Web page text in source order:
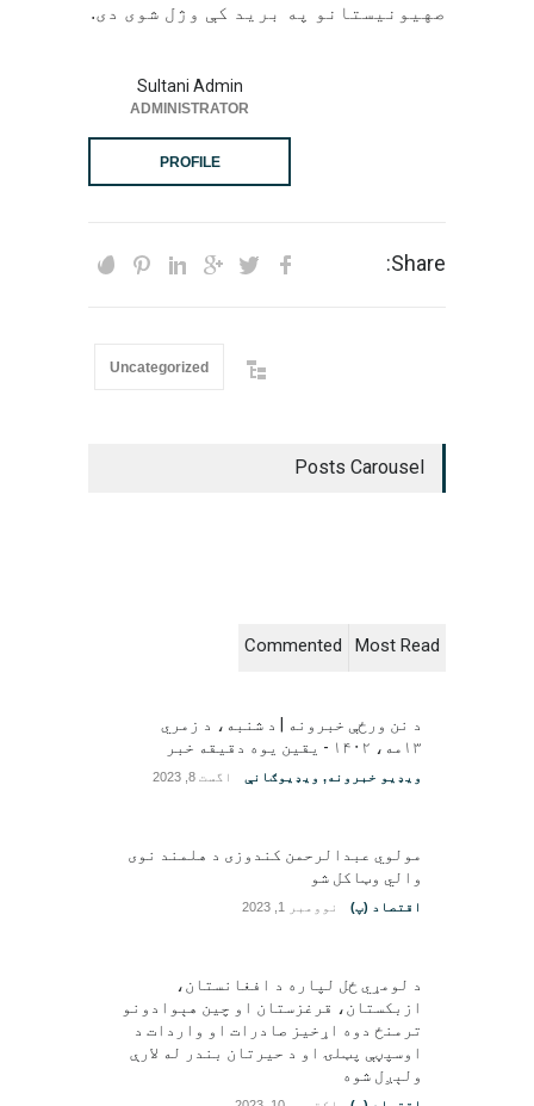
صهیونیستانو په برید کې وژل شوی دی.
Sultani Admin
ADMINISTRATOR
PROFILE
Share:
Uncategorized
Posts Carousel
Most Read
Commented
د نن ورځې خبرونه | د شنبه، د زمري
۱۳مه، ۱۴۰۲ - یقین یوه دقیقه خبر
ویډیو خبرونه, ویډیوګانې اگست 8, 2023
مولوي عبدالرحمن کندوزی د هلمند نوی
والي وټاکل شو
اقتصاد (پ) نوومبر 1, 2023
د لومړي ځل لپاره د افغانستان،
ازبکستان، قرغزستان او چین هېوادونو
ترمنځ دوه اړخیز صادرات او واردات د
اوسپڼې پټلۍ او د حیرتان بندر له لارې
ولېږل شوه